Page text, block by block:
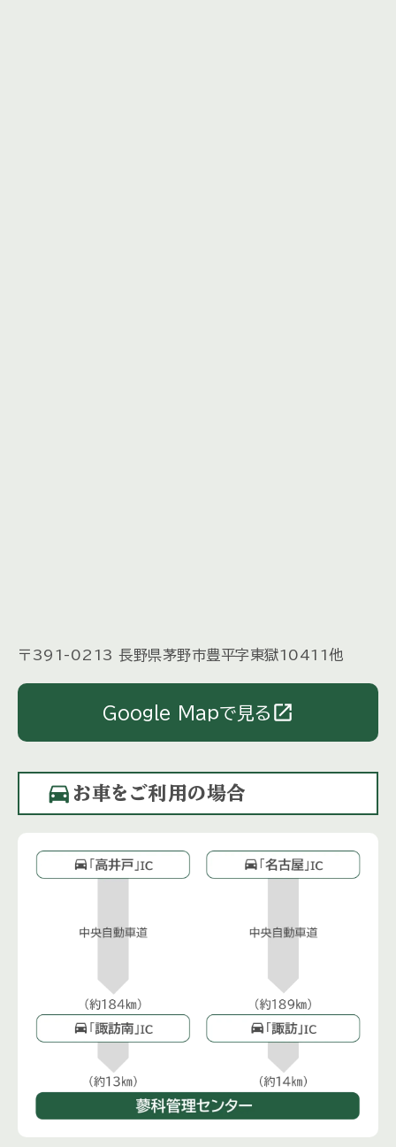
〒391-0213 長野県茅野市豊平字東獄10411他
Google Mapで見る open_in_new
directions_car お車をご利用の場合